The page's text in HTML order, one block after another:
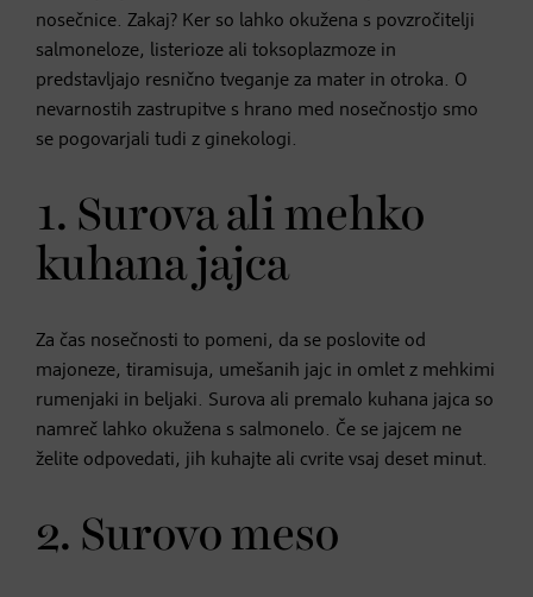
nosečnice. Zakaj? Ker so lahko okužena s povzročitelji
salmoneloze, listerioze ali toksoplazmoze in
predstavljajo resnično tveganje za mater in otroka. O
nevarnostih zastrupitve s hrano med nosečnostjo smo
se pogovarjali tudi z ginekologi.
1. Surova ali mehko
kuhana jajca
Za čas nosečnosti to pomeni, da se poslovite od
majoneze, tiramisuja, umešanih jajc in omlet z mehkimi
rumenjaki in beljaki. Surova ali premalo kuhana jajca so
namreč lahko okužena s salmonelo. Če se jajcem ne
želite odpovedati, jih kuhajte ali cvrite vsaj deset minut.
2. Surovo meso